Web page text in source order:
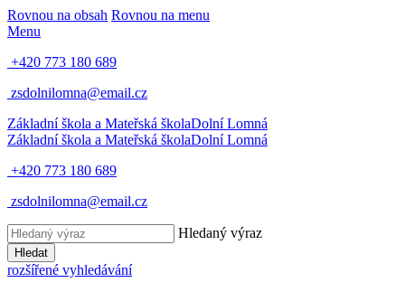
Rovnou na obsah Rovnou na menu
Menu
+420 773 180 689
zsdolnilomna@email.cz
Základní škola a Mateřská školaDolní Lomná
Základní škola a Mateřská školaDolní Lomná
+420 773 180 689
zsdolnilomna@email.cz
Hledaný výraz
Hledat
rozšířené vyhledávání